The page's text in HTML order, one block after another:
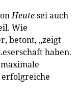
Heutesei auch
Wie
betont, „zeigt
haben.
erfolgreiche